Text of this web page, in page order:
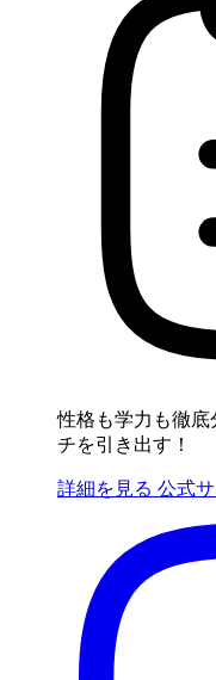
性格も学力も徹底
チを引き出す！
詳細を見る 公式